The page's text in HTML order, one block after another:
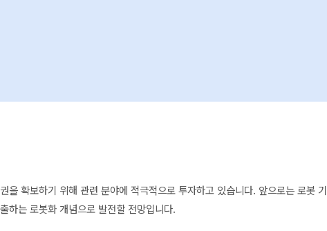
을 확보하기 위해 관련 분야에 적극적으로 투자하고 있습니다. 앞으로는 로봇 기
하는 로봇화 개념으로 발전할 전망입니다.